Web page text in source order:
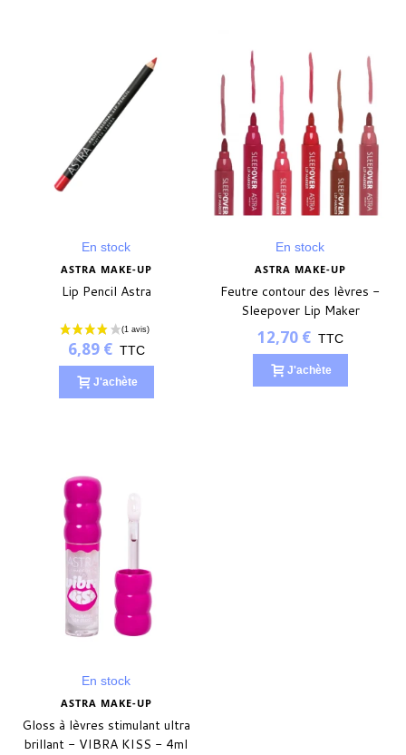
En stock
ASTRA MAKE-UP
Lip Pencil Astra
6,89 € TTC
J'achète
En stock
ASTRA MAKE-UP
Feutre contour des lèvres -
Sleepover Lip Maker
12,70 € TTC
J'achète
En stock
ASTRA MAKE-UP
Gloss à lèvres stimulant ultra
brillant - VIBRA KISS - 4ml